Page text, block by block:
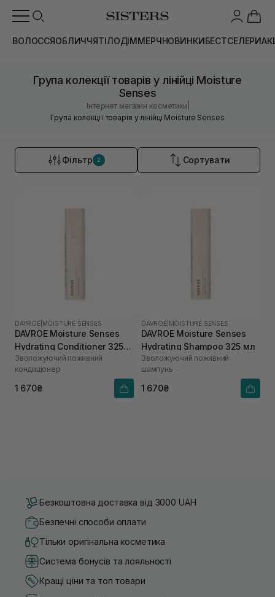
ВОЛОССЯОБЛИЧЧЯТІЛОДІММЕРЧНОВИНКИБЕСТСЕЛЕРИ
Група колекції товарів у лінійці Moisture
Senses
Інтернет магазин косметики
Група колекції товарів у лінійці Moisture Senses
Фільтр 2 Сортувати
DAVROE MOISTURE SENSES
DAVROE Moisture Senses
Hydrating Conditioner 325
мл
Зволожуючий поживний
кондиціонер
1 670₴
DAVROE MOISTURE SENSES
DAVROE Moisture Senses
Hydrating Shampoo 325 мл
Зволожуючий поживний
шампунь
1 670₴
Безкоштовна доставка від 3000 UAH
Безпечні способи оплати
Тільки оригінальна косметика
Система бонусів та лояльності
Кращі ціни та топ товари